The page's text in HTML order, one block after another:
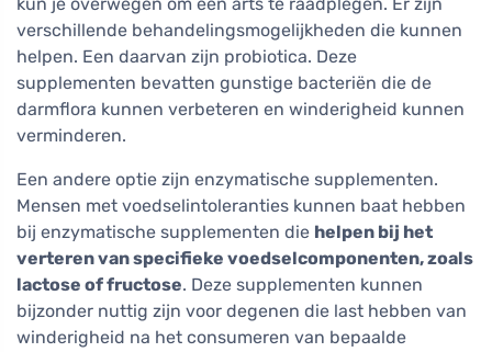
verschillende behandelingsmogelijkheden die kunnen
helpen. Een daarvan zijn probiotica. Deze
supplementen bevatten gunstige bacteriën die de
darmflora kunnen verbeteren en winderigheid kunnen
verminderen.
Een andere optie zijn enzymatische supplementen.
Mensen met voedselintoleranties kunnen baat hebben
bij enzymatische supplementen die helpen bij het
verteren van specifieke voedselcomponenten, zoals
lactose of fructose. Deze supplementen kunnen
bijzonder nuttig zijn voor degenen die last hebben van
winderigheid na het consumeren van bepaalde